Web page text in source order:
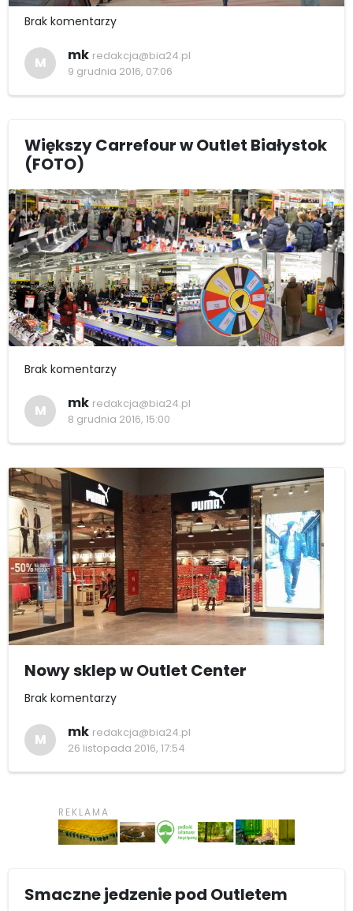
Brak komentarzy
M mk redakcja@bia24.pl
9 grudnia 2016, 07:06
Większy Carrefour w Outlet Białystok
(FOTO)
Brak komentarzy
M mk redakcja@bia24.pl
8 grudnia 2016, 15:00
Nowy sklep w Outlet Center
Brak komentarzy
M mk redakcja@bia24.pl
26 listopada 2016, 17:54
Smaczne jedzenie pod Outletem